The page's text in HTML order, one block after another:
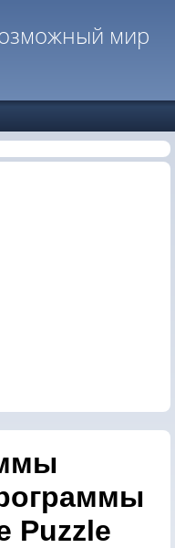
мир
Puzzle